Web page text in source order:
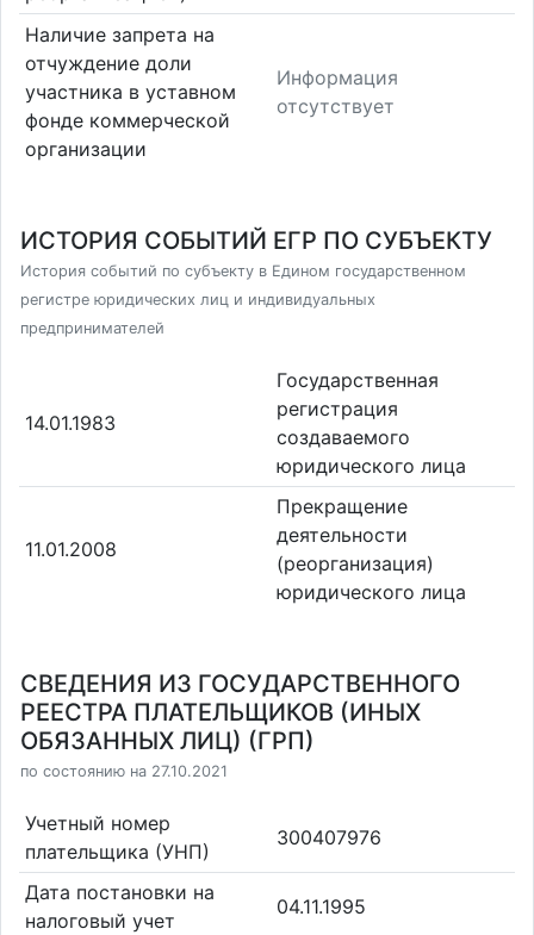
Наличие запрета на
отчуждение доли
участника в уставном
фонде коммерческой
организации
Информация
отсутствует
ИСТОРИЯ СОБЫТИЙ ЕГР ПО СУБЪЕКТУ
История событий по субъекту в Едином государственном
регистре юридических лиц и индивидуальных
предпринимателей
14.01.1983
Государственная
регистрация
создаваемого
юридического лица
11.01.2008
Прекращение
деятельности
(реорганизация)
юридического лица
СВЕДЕНИЯ ИЗ ГОСУДАРСТВЕННОГО
РЕЕСТРА ПЛАТЕЛЬЩИКОВ (ИНЫХ
ОБЯЗАННЫХ ЛИЦ) (ГРП)
по состоянию на 27.10.2021
Учетный номер
плательщика (УНП)
300407976
Дата постановки на
налоговый учет
04.11.1995